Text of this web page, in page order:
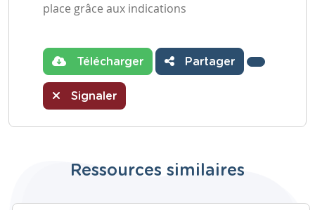
place grâce aux indications
Télécharger Partager
Signaler
Ressources similaires